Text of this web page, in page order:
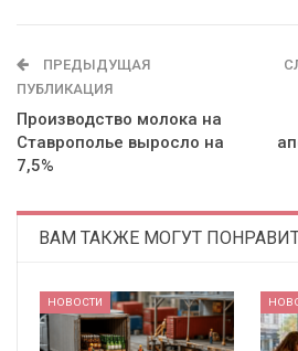
ПРЕДЫДУЩАЯ
ПУБЛИКАЦИЯ
Производство молока на
Ставрополье выросло на
7,5%
ВАМ ТАКЖЕ МОГУТ
НОВОСТИ